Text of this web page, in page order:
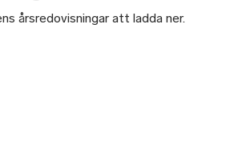
årsredovisningar att ladda ner.